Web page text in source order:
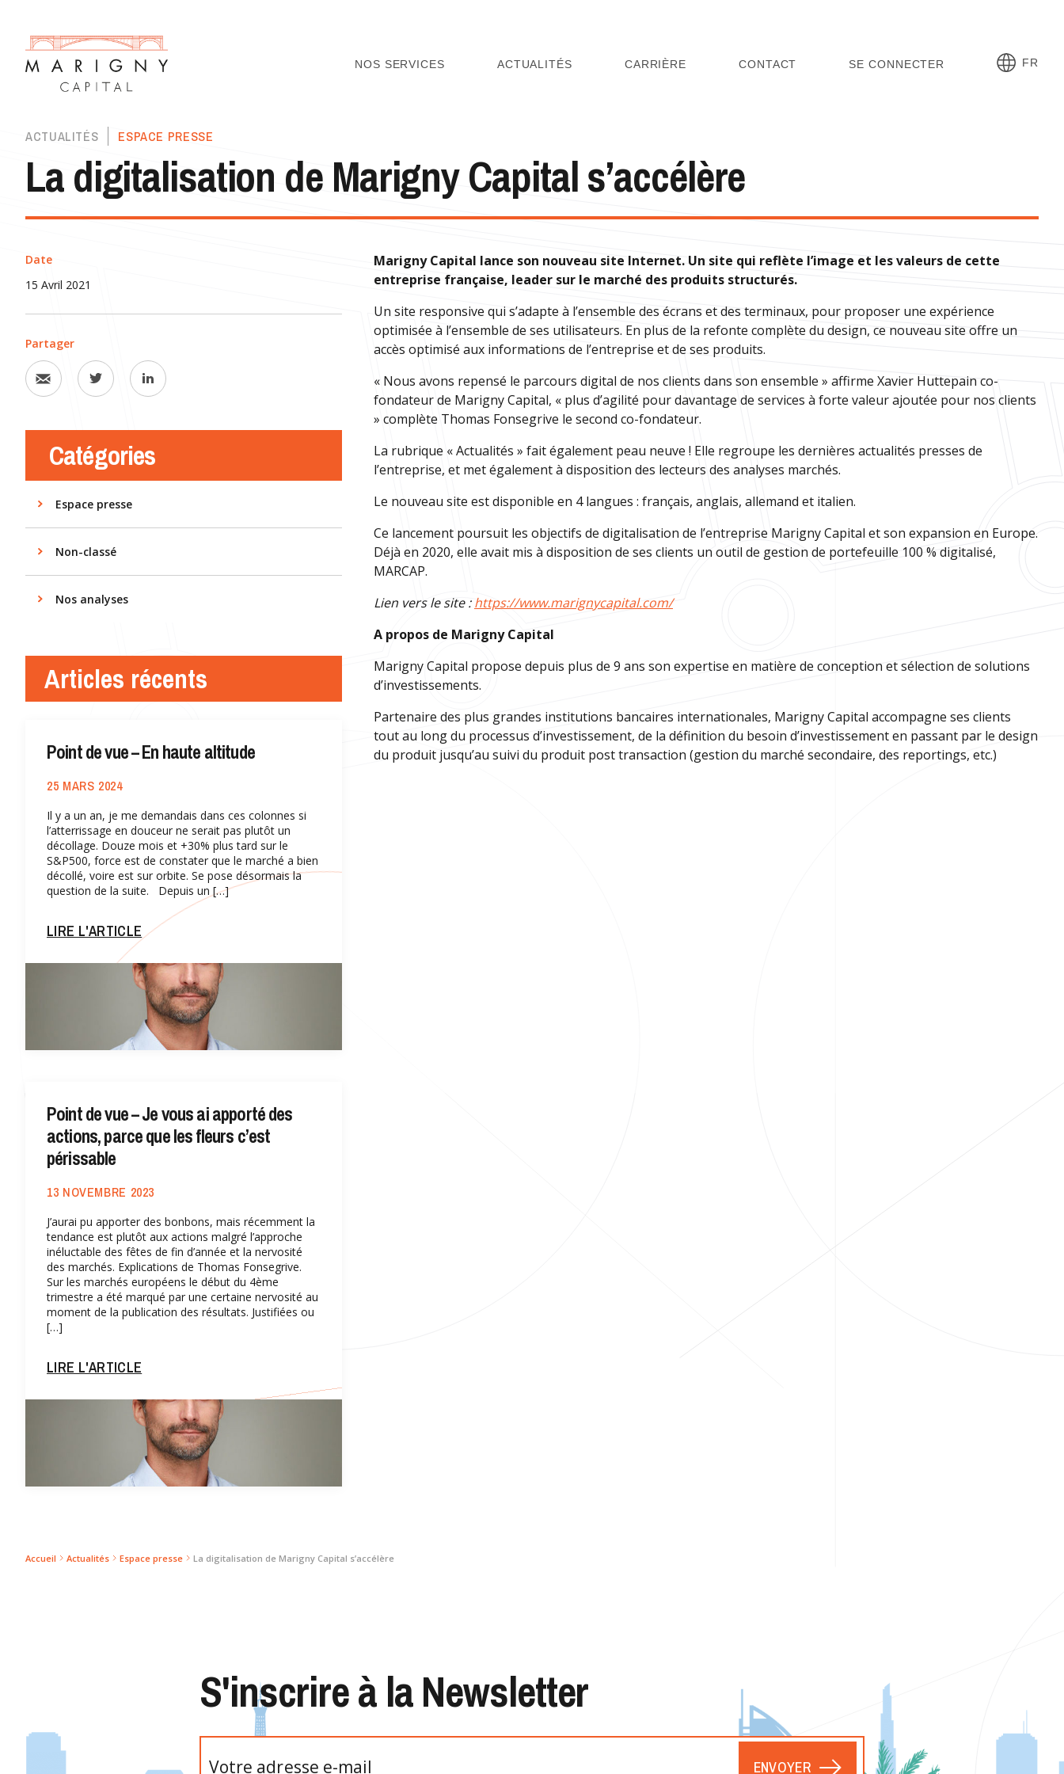
NOS SERVICES ACTUALITÉS CARRIÈRE CONTACT SE CONNECTER FR
ACTUALITÉS ESPACE PRESSE
La digitalisation de Marigny Capital s’accélère
Marigny Capital lance son nouveau site Internet. Un site qui reflète l’image et les valeurs de cette
entreprise française, leader sur le marché des produits structurés.
Un site responsive qui s’adapte à l’ensemble des écrans et des terminaux, pour proposer une expérience
optimisée à l’ensemble de ses utilisateurs. En plus de la refonte complète du design, ce nouveau site offre un
accès optimisé aux informations de l’entreprise et de ses produits.
« Nous avons repensé le parcours digital de nos clients dans son ensemble » affirme Xavier Huttepain co-
fondateur de Marigny Capital, « plus d’agilité pour davantage de services à forte valeur ajoutée pour nos clients
» complète Thomas Fonsegrive le second co-fondateur.
La rubrique « Actualités » fait également peau neuve ! Elle regroupe les dernières actualités presses de
l’entreprise, et met également à disposition des lecteurs des analyses marchés.
Le nouveau site est disponible en 4 langues : français, anglais, allemand et italien.
Ce lancement poursuit les objectifs de digitalisation de l’entreprise Marigny Capital et son expansion en Europe.
Déjà en 2020, elle avait mis à disposition de ses clients un outil de gestion de portefeuille 100 % digitalisé,
MARCAP.
Lien vers le site :https://www.marignycapital.com/
A propos de Marigny Capital
Marigny Capital propose depuis plus de 9 ans son expertise en matière de conception et sélection de solutions
d’investissements.
Partenaire des plus grandes institutions bancaires internationales, Marigny Capital accompagne ses clients
tout au long du processus d’investissement, de la définition du besoin d’investissement en passant par le design
du produit jusqu’au suivi du produit post transaction (gestion du marché secondaire, des reportings, etc.)
Date
15 Avril 2021
Partager
Catégories
Espace presse
Non-classé
Nos analyses
Articles récents
Point de vue – En haute altitude
25 MARS 2024
Il y a un an, je me demandais dans ces colonnes si
l’atterrissage en douceur ne serait pas plutôt un
décollage. Douze mois et +30% plus tard sur le
S&P500, force est de constater que le marché a bien
décollé, voire est sur orbite. Se pose désormais la
question de la suite. Depuis un […]
LIRE L'ARTICLE
Point de vue – Je vous ai apporté des
actions, parce que les fleurs c’est
périssable
13 NOVEMBRE 2023
J’aurai pu apporter des bonbons, mais récemment la
tendance est plutôt aux actions malgré l’approche
inéluctable des fêtes de fin d’année et la nervosité
des marchés. Explications de Thomas Fonsegrive.
Sur les marchés européens le début du 4ème
trimestre a été marqué par une certaine nervosité au
moment de la publication des résultats. Justifiées ou
[…]
LIRE L'ARTICLE
Accueil Actualités Espace presse La digitalisation de Marigny Capital s’accélère
S'inscrire à la Newsletter
ENVOYER